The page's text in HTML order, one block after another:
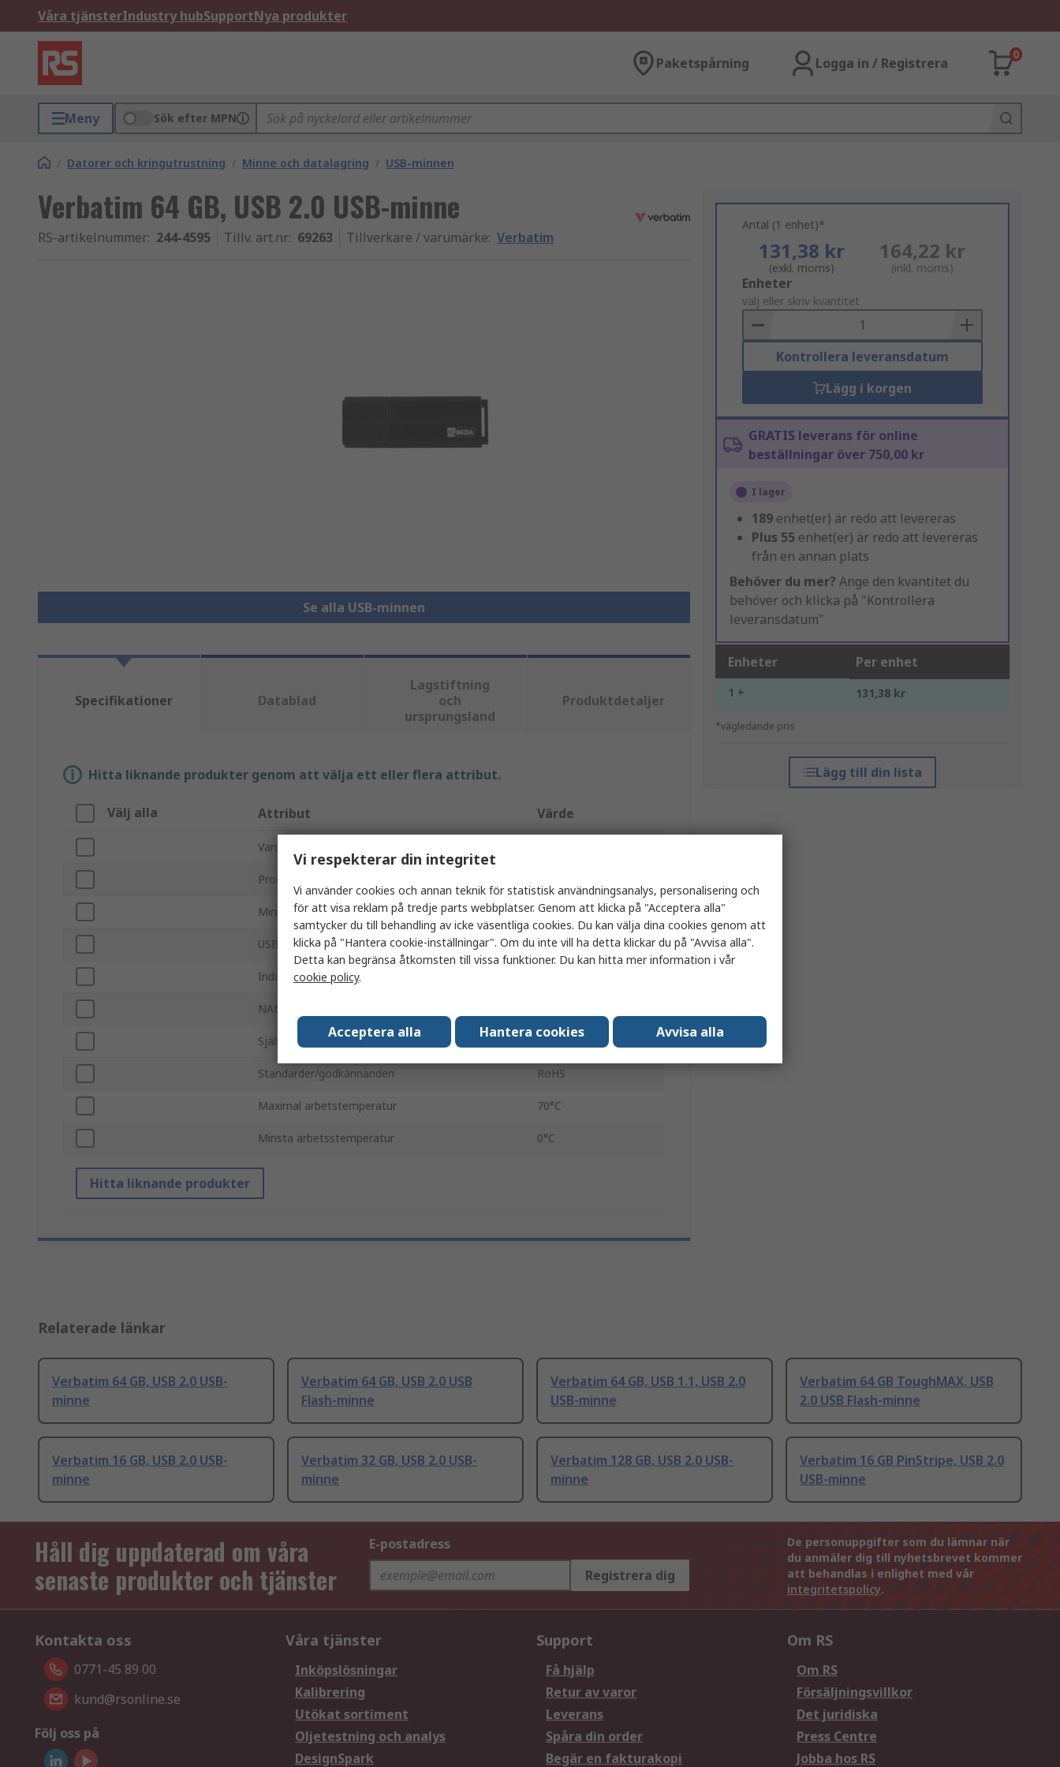
Våra tjänsterIndustry hubSupportNya produkter
Paketspårning Logga in / Registrera
0
Meny Sök efter MPN
/ Datorer och kringutrustning / Minne och datalagring / USB-minnen
Verbatim 64 GB, USB 2.0 USB-minne
RS-artikelnummer: 244-4595 Tillv. art.nr: 69263 Tillverkare / varumärke: Verbatim
Se alla USB-minnen
Antal (1 enhet)*
131,38 kr
(exkl. moms)
164,22 kr
(inkl. moms)
Add
to
Basket
Enheter
välj eller skriv kvantitet
Kontrollera leveransdatum
Lägg i korgen
GRATIS leverans för online
beställningar över 750,00 kr
I lager
189 enhet(er) är redo att levereras
Plus 55 enhet(er) är redo att levereras
från en annan plats
Behöver du mer? Ange den kvantitet du
behöver och klicka på "Kontrollera
leveransdatum"
Enheter Per enhet
1 + 131,38 kr
*vägledande pris
Lägg till din lista
Specifikationer Datablad
Lagstiftning
och
ursprungsland
Produktdetaljer
Hitta liknande produkter genom att välja ett eller flera attribut.
Välj alla Attribut Värde
Varumärke
Produkttyp
Minnesstorlek 64GB
USB-specifikation USB 2.0
Industriell kvalitet
NAND-typ
Självförstörelse Nej
Standarder/godkännanden RoHS
Maximal arbetstemperatur 70°C
Minsta arbetsstemperatur 0°C
Hitta liknande produkter
Relaterade länkar
Verbatim 64 GB, USB 2.0 USB-
minne
Verbatim 64 GB, USB 2.0 USB
Flash-minne
Verbatim 64 GB, USB 1.1, USB 2.0
USB-minne
Verbatim 64 GB ToughMAX, USB
2.0 USB Flash-minne
Verbatim 16 GB, USB 2.0 USB-
minne
Verbatim 32 GB, USB 2.0 USB-
minne
Verbatim 128 GB, USB 2.0 USB-
minne
Verbatim 16 GB PinStripe, USB 2.0
USB-minne
Håll dig uppdaterad om våra
senaste produkter och tjänster
E-postadress
Registrera dig
De personuppgifter som du lämnar när
du anmäler dig till nyhetsbrevet kommer
att behandlas i enlighet med vår
integritetspolicy.
Kontakta oss
0771-45 89 00
kund@rsonline.se
Följ oss på
Våra tjänster
Inköpslösningar
Kalibrering
Utökat sortiment
Oljetestning och analys
DesignSpark
Support
Få hjälp
Retur av varor
Leverans
Spåra din order
Begär en fakturakopi
Om RS
Om RS
Försäljningsvillkor
Det juridiska
Press Centre
Jobba hos RS
Vi respekterar din integritet
Vi använder cookies och annan teknik för statistisk användningsanalys, personalisering och
för att visa reklam på tredje parts webbplatser. Genom att klicka på "Acceptera alla"
samtycker du till behandling av icke väsentliga cookies. Du kan välja dina cookies genom att
klicka på "Hantera cookie-inställningar". Om du inte vill ha detta klickar du på "Avvisa alla".
Detta kan begränsa åtkomsten till vissa funktioner. Du kan hitta mer information i vår
cookie policy.
Acceptera alla Hantera cookies Avvisa alla